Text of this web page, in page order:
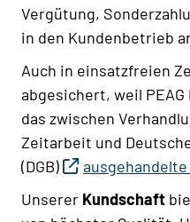
Vergütung,
in den Kundenbetrieb
Auch in einsatzfreien
abgesichert, weil
das zwischen
Zeitarbeit und
(DGB)
Unserer Kundschaft